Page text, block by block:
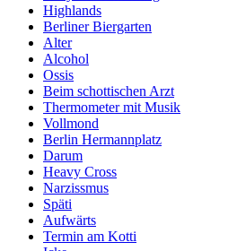
Highlands
Berliner Biergarten
Alter
Alcohol
Ossis
Beim schottischen Arzt
Thermometer mit Musik
Vollmond
Berlin Hermannplatz
Darum
Heavy Cross
Narzissmus
Späti
Aufwärts
Termin am Kotti